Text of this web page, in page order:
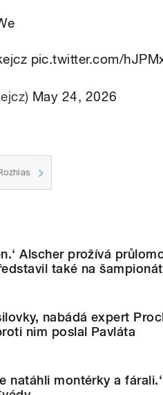
pic.twitter.com/
May 24, 2026
Alscher prožívá
také na
nabádá expert
nim poslal Pavláta
natáhli montérky a